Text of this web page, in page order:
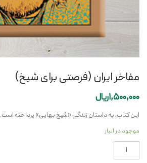
مفاخر ایران (فرصتی برای شیخ)
1,500,000ریال
این کتاب، به داستان زندگی «شیخ بهایی» پرداخته است.
موجود در انبار
مفاخر
ایران